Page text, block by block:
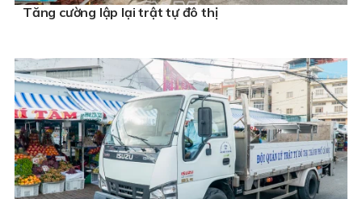
Tăng cường lập lại trật tự đô thị